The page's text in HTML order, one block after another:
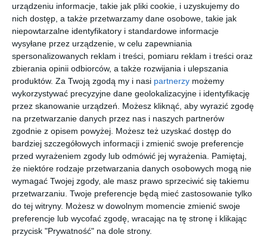
urządzeniu informacje, takie jak pliki cookie, i uzyskujemy do
nich dostęp, a także przetwarzamy dane osobowe, takie jak
niepowtarzalne identyfikatory i standardowe informacje
wysyłane przez urządzenie, w celu zapewniania
spersonalizowanych reklam i treści, pomiaru reklam i treści oraz
zbierania opinii odbiorców, a także rozwijania i ulepszania
produktów. Za Twoją zgodą my i nasi partnerzy możemy
wykorzystywać precyzyjne dane geolokalizacyjne i identyfikację
przez skanowanie urządzeń. Możesz kliknąć, aby wyrazić zgodę
na przetwarzanie danych przez nas i naszych partnerów
zgodnie z opisem powyżej. Możesz też uzyskać dostęp do
bardziej szczegółowych informacji i zmienić swoje preferencje
przed wyrażeniem zgody lub odmówić jej wyrażenia.
Pamiętaj,
że niektóre rodzaje przetwarzania danych osobowych mogą nie
wymagać Twojej zgody, ale masz prawo sprzeciwić się takiemu
przetwarzaniu. Twoje preferencje będą mieć zastosowanie tylko
do tej witryny. Możesz w dowolnym momencie zmienić swoje
preferencje lub wycofać zgodę, wracając na tę stronę i klikając
przycisk "Prywatność" na dole strony.
INSPIRACJA
Kuchnia z
chromowanym kranem
marki KLUDI
zamontowanym w blacie
Aranżacja kuchni z chromowanym kranem marki KLUDI
zamontowanym w blacie.
AUTOR:KLUDI
DODAJ DO ULUBIONYCH
UDOSTĘPNIJ